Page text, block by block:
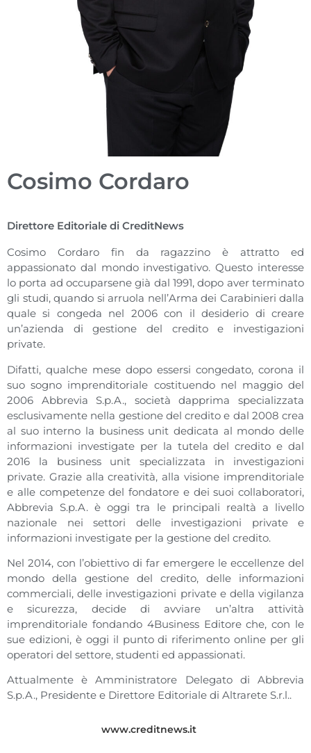
Cosimo Cordaro
Direttore Editoriale di CreditNews
Cosimo Cordaro fin da ragazzino è attratto ed
appassionato dal mondo investigativo. Questo interesse
lo porta ad occuparsene già dal 1991, dopo aver terminato
gli studi, quando si arruola nell’Arma dei Carabinieri dalla
quale si congeda nel 2006 con il desiderio di creare
un’azienda di gestione del credito e investigazioni
private.
Difatti, qualche mese dopo essersi congedato, corona il
suo sogno imprenditoriale costituendo nel maggio del
2006 Abbrevia S.p.A., società dapprima specializzata
esclusivamente nella gestione del credito e dal 2008 crea
al suo interno la business unit dedicata al mondo delle
informazioni investigate per la tutela del credito e dal
2016 la business unit specializzata in investigazioni
private. Grazie alla creatività, alla visione imprenditoriale
e alle competenze del fondatore e dei suoi collaboratori,
Abbrevia S.p.A. è oggi tra le principali realtà a livello
nazionale nei settori delle investigazioni private e
informazioni investigate per la gestione del credito.
Nel 2014, con l’obiettivo di far emergere le eccellenze del
mondo della gestione del credito, delle informazioni
commerciali, delle investigazioni private e della vigilanza
e sicurezza, decide di avviare un’altra attività
imprenditoriale fondando 4Business Editore che, con le
sue edizioni, è oggi il punto di riferimento online per gli
operatori del settore, studenti ed appassionati.
Attualmente è Amministratore Delegato di Abbrevia
S.p.A., Presidente e Direttore Editoriale di Altrarete S.r.l..
www.creditnews.it